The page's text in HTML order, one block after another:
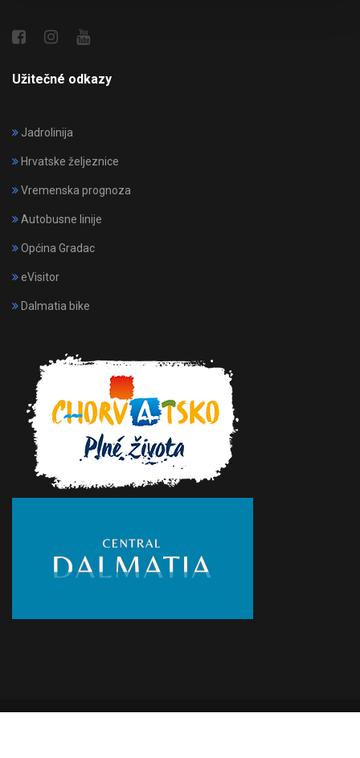
Užitečné odkazy
Jadrolinija
Hrvatske željeznice
Vremenska prognoza
Autobusne linije
Općina Gradac
eVisitor
Dalmatia bike